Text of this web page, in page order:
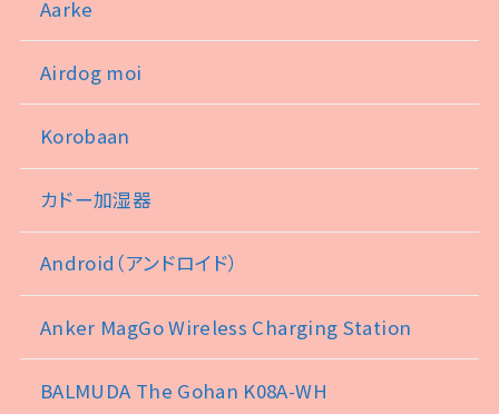
Aarke
Airdog moi
Korobaan
カドー加湿器
Android（アンドロイド）
Anker MagGo Wireless Charging Station
BALMUDA The Gohan K08A-WH